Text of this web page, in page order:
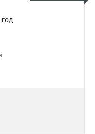
год